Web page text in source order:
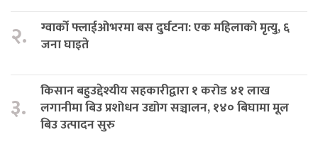
२.
ग्वार्को फ्लाईओभरमा बस दुर्घटना: एक महिलाको मृत्यु, ६
जना घाइते
३.
किसान बहुउद्देश्यीय सहकारीद्वारा १ करोड ४१ लाख
लगानीमा बिउ प्रशोधन उद्योग सञ्चालन, १४० बिघामा मूल
बिउ उत्पादन सुरु